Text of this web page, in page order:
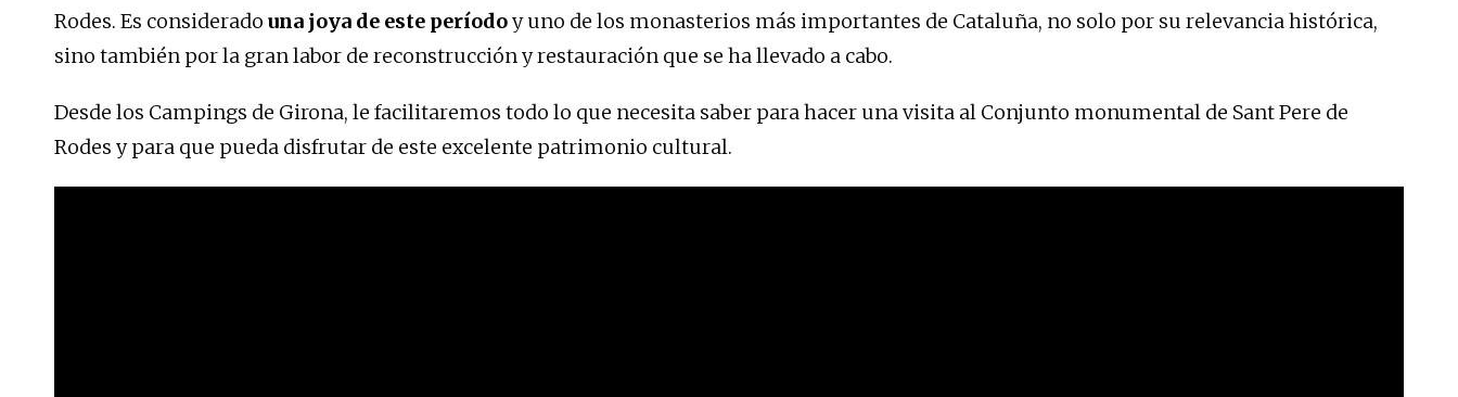
Rodes. Es considerado una joya de este períodoy uno de los monasterios más importantes de Cataluña, no solo por su relevancia histórica,
sino también por la gran labor de reconstrucción y restauración que se ha llevado a cabo.
Desde los Campings de Girona, le facilitaremos todo lo que necesita saber para hacer una visita al Conjunto monumental de Sant Pere de
Rodes y para que pueda disfrutar de este excelente patrimonio cultural.